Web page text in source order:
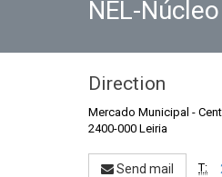
NEL-
Direction
Mercado Municipal -
2400-000 Leiria
Send mail T: